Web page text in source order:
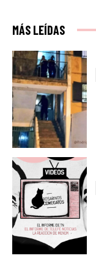
MÁS LEÍDAS